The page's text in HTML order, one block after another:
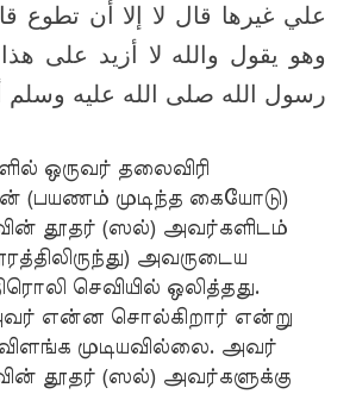
علي غيرها قال لا إلا أن تطوع
وهو يقول والله لا أزيد على
رسول الله صلى الله عليه
ஒருவர் தலைவிரி
(பயணம் முடிந்த கையோடு)
தூதர் (ஸல்) அவர்களிடம்
அவருடைய
செவியில் ஒலித்தது.
என்ன சொல்கிறார் என்று
முடியவில்லை. அவர்
தூதர் (ஸல்) அவர்களுக்கு